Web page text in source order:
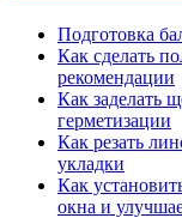
Подготовка
Как сделать
рекомендации
Как заделать
герметизации
Как резать
укладки
Как
окна и